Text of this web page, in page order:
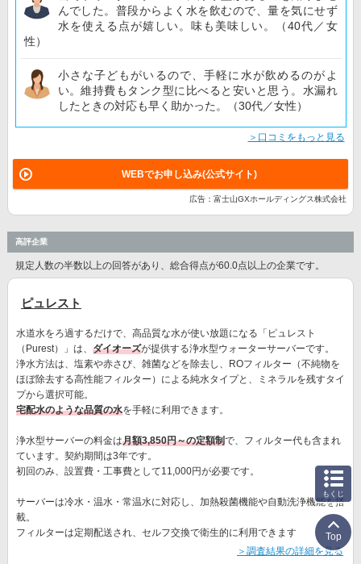
んでした。普段からよく水を飲むので、量を気にせず
水を使える点が嬉しい。味も美味しい。（40代／女
性）
小さな子どもがいるので、手軽に水が飲めるのがよ
い。維持費もタンク型に比べると安いと思う。水漏れ
したときの対応も早く助かった。（30代／女性）
＞口コミをもっと見る
WEBでお申し込み(公式サイト)
広告：富士山GXホールディングス株式会社
高評企業
規定人数の半数以上の回答があり、総合得点が60.0点以上の企業です。
ピュレスト
水道水をろ過するだけで、高品質な水が使い放題になる「ピュレスト
（Purest）」は、 ダイオーズが提供する浄水型ウォーターサーバーです。
浄水方法は、塩素や赤さび、雑菌などを除去し、ROフィルター（不純物を
ほぼ除去する高性能フィルター）による純水タイプと、ミネラルを残すタイ
プから選択可能。
宅配水のような品質の水を手軽に利用できます。
浄水型サーバーの料金は月額3,850円～の定額制で、フィルター代も含まれ
ています。契約期間は3年です。
初回のみ、設置費・工事費として11,000円が必要です。
サーバーは冷水・温水・常温水に対応し、加熱殺菌機能や自動洗浄機能を搭
載。
フィルターは定期配送され、セルフ交換で衛生的に利用できます
＞調査結果の詳細を見る
もくじ
Top